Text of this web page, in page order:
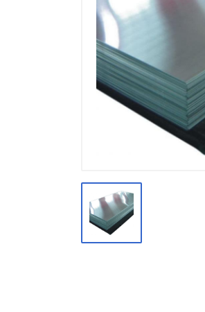
Метизы
Производство
Штакетник
Черный металлопрокат
Нержавеющий
Детали трубопроводов
Оцинкованный
Запорная арматура
Цветные металлы